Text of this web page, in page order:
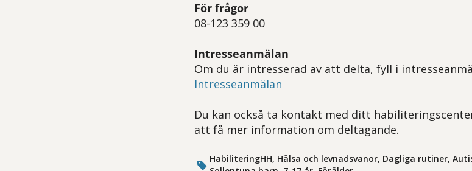
För frågor
08-123 359 00
Intresseanmälan
Om du är intresserad av att delta, fyll i
Intresseanmälan
Du kan också ta kontakt med ditt
att få mer information om deltagande.
HabiliteringHH, Hälsa och levnadsvanor, Dagliga rutiner,